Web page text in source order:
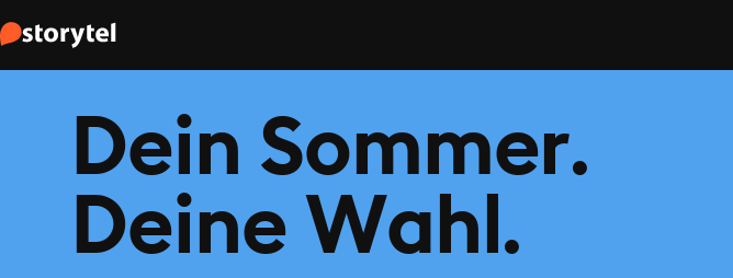
Dein Sommer.
Deine Wahl.